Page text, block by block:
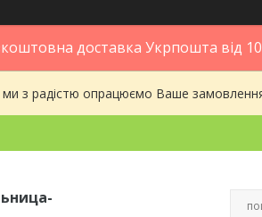
доставка Укрпошта від
з радістю опрацюємо Ваше